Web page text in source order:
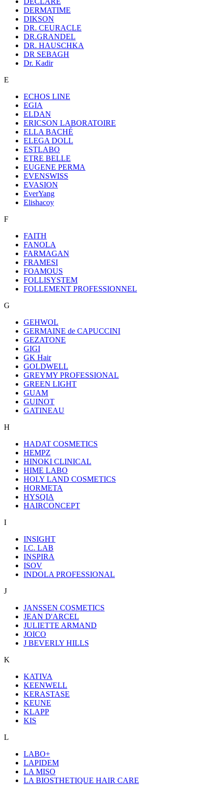
DERMATIME
DIKSON
DR. CEURACLE
DR.GRANDEL
DR. HAUSCHKA
DR SEBAGH
Dr. Kadir
E
ECHOS LINE
EGIA
ELDAN
ERICSON LABORATOIRE
ELLA BACHÉ
ELEGA DOLL
ESTLABO
ETRE BELLE
EUGENE PERMA
EVENSWISS
EVASION
EverYang
Elishacoy
F
FAITH
FANOLA
FARMAGAN
FRAMESI
FOAMOUS
FOLLISYSTEM
FOLLEMENT PROFESSIONNEL
G
GEHWOL
GERMAINE de CAPUCCINI
GEZATONE
GIGI
GK Hair
GOLDWELL
GREYMY PROFESSIONAL
GREEN LIGHT
GUAM
GUINOT
GATINEAU
H
HADAT COSMETICS
HEMPZ
HINOKI CLINICAL
HIME LABO
HOLY LAND COSMETICS
HORMETA
HYSQIA
HAIRCONCEPT
I
INSIGHT
I.C. LAB
INSPIRA
ISOV
INDOLA PROFESSIONAL
J
JANSSEN COSMETICS
JEAN D'ARCEL
JULIETTE ARMAND
JOICO
J BEVERLY HILLS
K
KATIVA
KEENWELL
KERASTASE
KEUNE
KLAPP
KIS
L
LABO+
LAPIDEM
LA MISO
LA BIOSTHETIQUE HAIR CARE